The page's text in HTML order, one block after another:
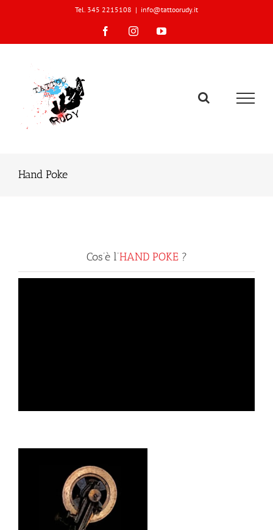
Tel. 345 2215108 | info@tattoorudy.it
FacebookInstagramYouTube
Hand Poke
Cos’è l’HAND POKE ?